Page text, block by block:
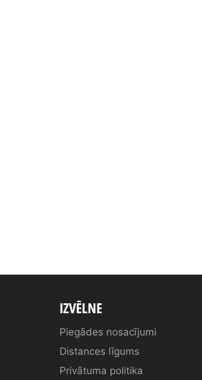
IZVĒLNE
Piegādes nosacījumi
Distances līgums
Privātuma politika